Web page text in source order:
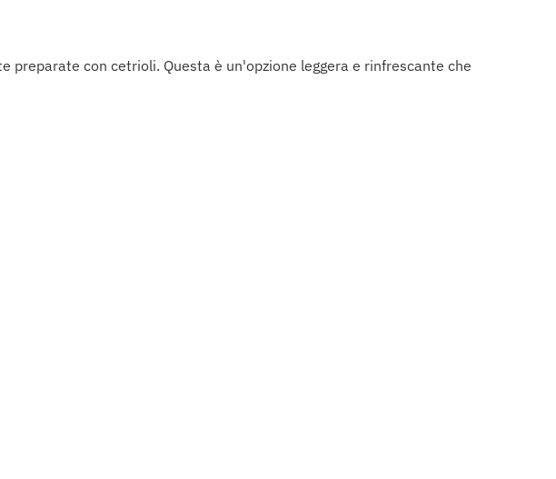
preparate con cetrioli. Questa è un'opzione leggera e rinfrescante che